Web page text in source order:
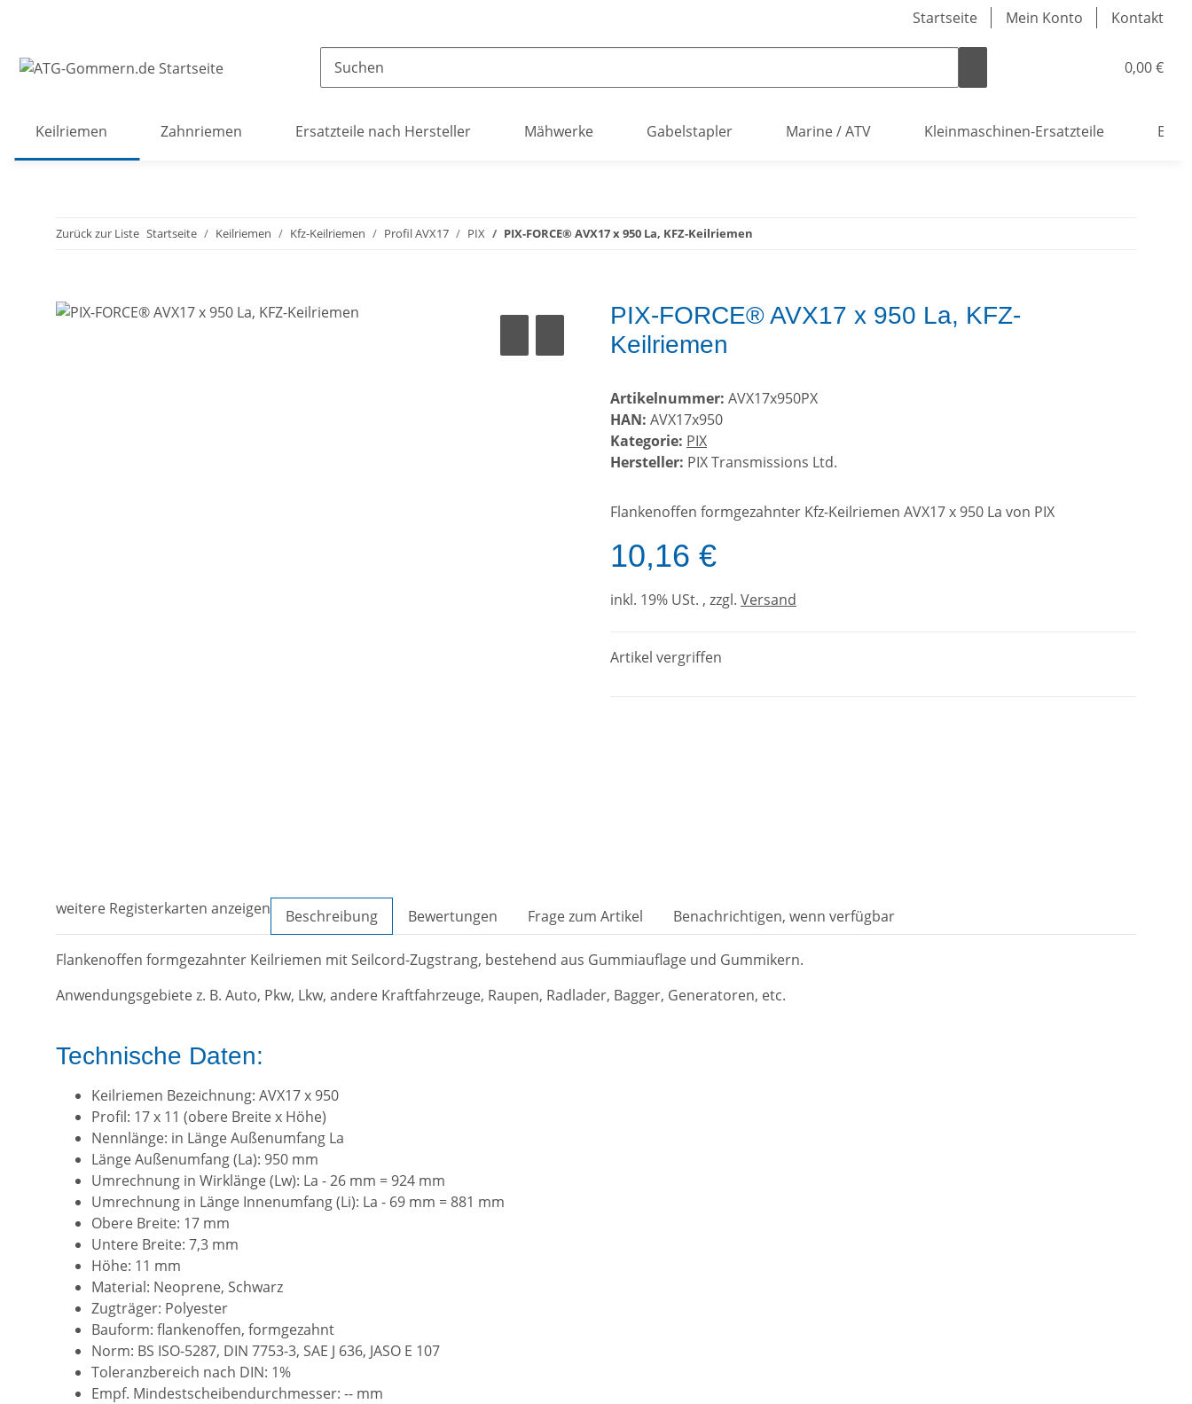
Startseite Mein Konto Kontakt
0,00 €
Keilriemen Zahnriemen Ersatzteile nach Hersteller Mähwerke Gabelstapler Marine / ATV Kleinmaschinen-Ersatzteile
Zurück zur Liste Startseite Keilriemen Kfz-Keilriemen Profil AVX17 PIX PIX-FORCE® AVX17 x 950 La, KFZ-Keilriemen
PIX-FORCE® AVX17 x 950 La, KFZ-
Keilriemen
Artikelnummer: AVX17x950PX
HAN: AVX17x950
Kategorie: PIX
Hersteller: PIX Transmissions Ltd.
Flankenoffen formgezahnter Kfz-Keilriemen AVX17 x 950 La von PIX
10,16 €
inkl. 19% USt. , zzgl. Versand
Artikel vergriffen
weitere Registerkarten anzeigen Beschreibung Bewertungen Frage zum Artikel Benachrichtigen, wenn verfügbar
Flankenoffen formgezahnter Keilriemen mit Seilcord-Zugstrang, bestehend aus Gummiauflage und Gummikern.
Anwendungsgebiete z. B. Auto, Pkw, Lkw, andere Kraftfahrzeuge, Raupen, Radlader, Bagger, Generatoren, etc.
Technische Daten:
Keilriemen Bezeichnung: AVX17 x 950
Profil: 17 x 11 (obere Breite x Höhe)
Nennlänge: in Länge Außenumfang La
Länge Außenumfang (La): 950 mm
Umrechnung in Wirklänge (Lw): La - 26 mm = 924 mm
Umrechnung in Länge Innenumfang (Li): La - 69 mm = 881 mm
Obere Breite: 17 mm
Untere Breite: 7,3 mm
Höhe: 11 mm
Material: Neoprene, Schwarz
Zugträger: Polyester
Bauform: flankenoffen, formgezahnt
Norm: BS ISO-5287, DIN 7753-3, SAE J 636, JASO E 107
Toleranzbereich nach DIN: 1%
Empf. Mindestscheibendurchmesser: -- mm